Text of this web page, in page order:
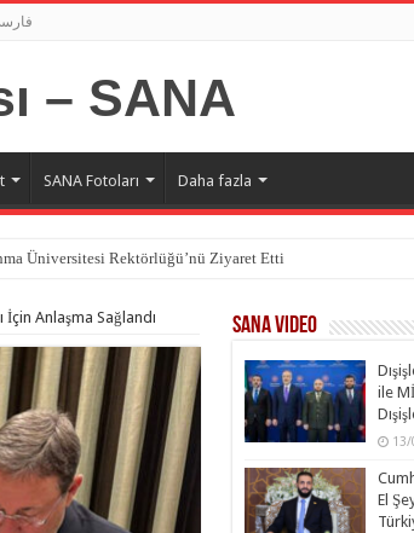
SANA Fotoları Daha fazla
Üniversitesi Rektörlüğü’nü Ziyaret Etti
İçin Anlaşma Sağlandı SANA Video
ile
13/
El